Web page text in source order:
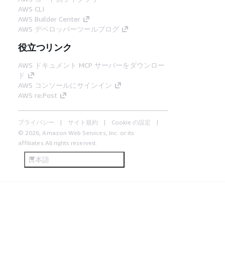
AWS CLI
AWS Builder Center
AWS デベロッパーツールブログ
役立つリンク
AWS ドキュメント MCP サーバーをダウンロー
ド
AWS コンソールにサインイン
AWS re:Post
プライバシー サイト規約
Cookie の設定
© 2026, Amazon Web Services, Inc. or its
affiliates.All rights reserved.
日本語